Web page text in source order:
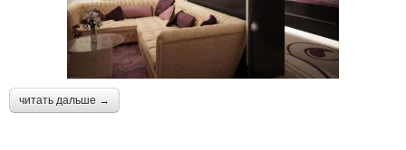
читать дальше →